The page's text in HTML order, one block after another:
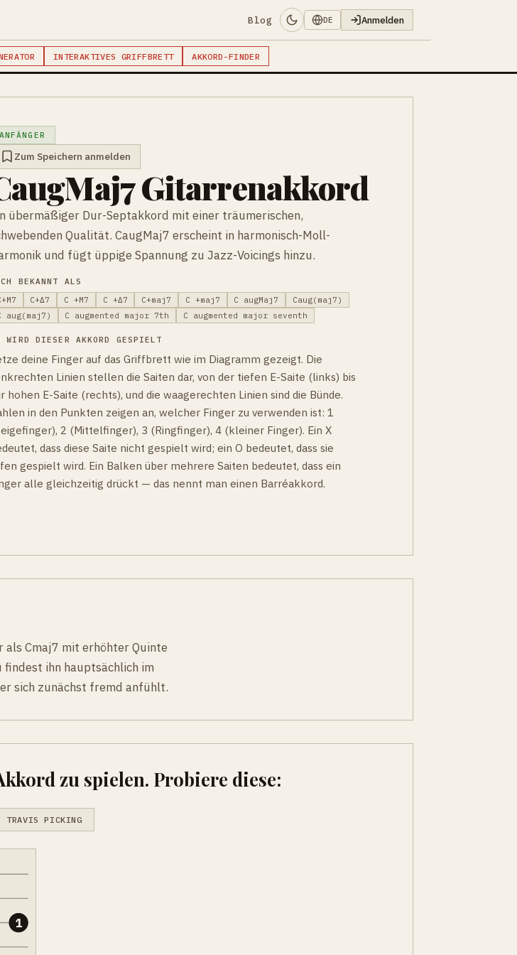
Blog DE Anmelden
INTERAKTIVES GRIFFBRETT AKKORD-FINDER
ANFÄNGER
Zum Speichern anmelden
Gitarrenakkord
übermäßiger Dur-Septakkord mit einer träumerischen,
Qualität. CaugMaj7 erscheint in harmonisch-Moll-
und fügt üppige Spannung zu Jazz-Voicings hinzu.
BEKANNT ALS
C+Δ7 C +M7 C +Δ7 C+maj7 C +maj7 C augMaj7
Caug(maj7)
aug(maj7)
C augmented major 7th C augmented major seventh
WIRD DIESER AKKORD GESPIELT
deine Finger auf das Griffbrett wie im Diagramm gezeigt. Die
Linien stellen die Saiten dar, von der tiefen E-Saite (links) bis
hohen E-Saite (rechts), und die waagerechten Linien sind die Bünde.
in den Punkten zeigen an, welcher Finger zu verwenden ist: 1
2 (Mittelfinger), 3 (Ringfinger), 4 (kleiner Finger). Ein X
dass diese Saite nicht gespielt wird; ein O bedeutet, dass sie
gespielt wird. Ein Balken über mehrere Saiten bedeutet, dass ein
alle gleichzeitig drückt — das nennt man einen Barréakkord.
Cmaj7 mit erhöhter Quinte
ihn hauptsächlich im
sich zunächst fremd anfühlt.
zu spielen. Probiere diese:
TRAVIS PICKING
1